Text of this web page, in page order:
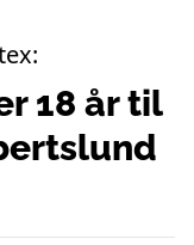
18 år til